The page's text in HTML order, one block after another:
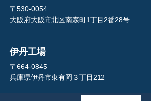
〒530-0054
大阪府大阪市北区南森町1丁目2番28号
伊丹工場
〒664-0845
兵庫県伊丹市東有岡３丁目212